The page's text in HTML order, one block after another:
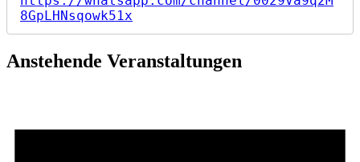
8GpLHNsqowk51x
Anstehende Veranstaltungen